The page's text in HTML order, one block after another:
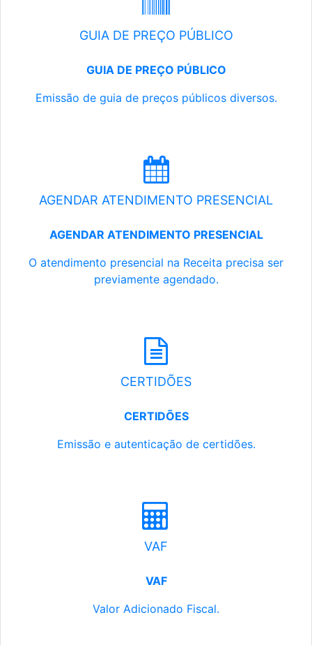
GUIA DE PREÇO PÚBLICO
GUIA DE PREÇO PÚBLICO
Emissão de guia de preços públicos diversos.
AGENDAR ATENDIMENTO PRESENCIAL
AGENDAR ATENDIMENTO PRESENCIAL
O atendimento presencial na Receita precisa ser
previamente agendado.
CERTIDÕES
CERTIDÕES
Emissão e autenticação de certidões.
VAF
VAF
Valor Adicionado Fiscal.